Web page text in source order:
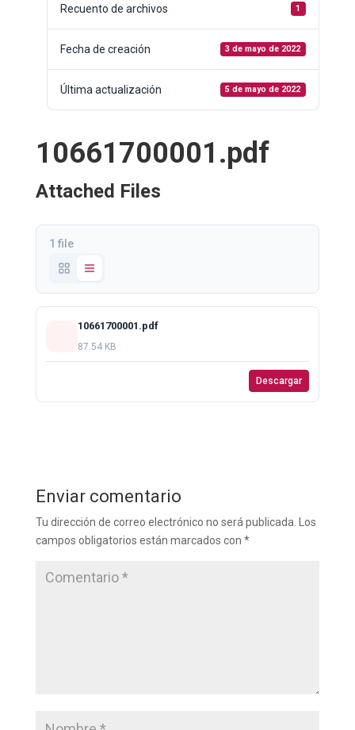
Recuento de archivos 1
Fecha de creación 3 de mayo de 2022
Última actualización 5 de mayo de 2022
10661700001.pdf
Attached Files
1 file
10661700001.pdf
87.54 KB
Descargar
Enviar comentario
Tu dirección de correo electrónico no será publicada.
Los
campos obligatorios están marcados con *